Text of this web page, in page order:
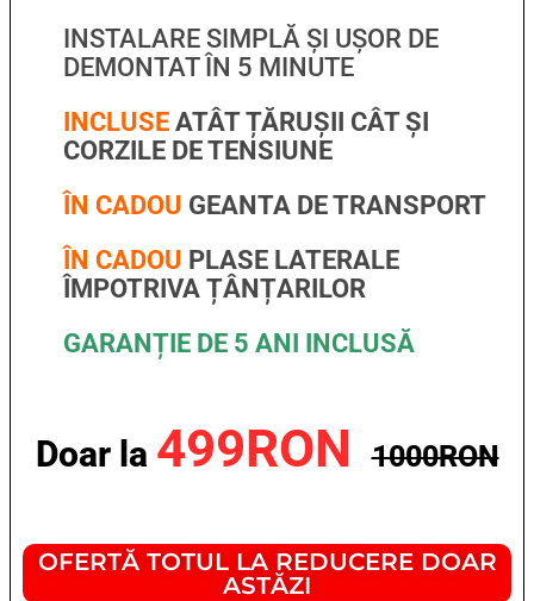
INSTALARE SIMPLĂ ȘI UȘOR DE
DEMONTAT ÎN 5 MINUTE
INCLUSE ATÂT ȚĂRUȘII CÂT ȘI
CORZILE DE TENSIUNE
ÎN CADOU GEANTA DE TRANSPORT
ÎN CADOU PLASE LATERALE
ÎMPOTRIVA ȚÂNȚARILOR
GARANȚIE DE 5 ANI INCLUSĂ
Doar la 499RON 1000RON
OFERTĂ TOTUL LA REDUCERE DOAR
ASTĂZI